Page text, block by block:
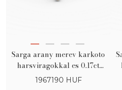
Sarga arany merev karkoto
harsviragokkal es 0.17ct
gyemantokkal
1967190 HUF